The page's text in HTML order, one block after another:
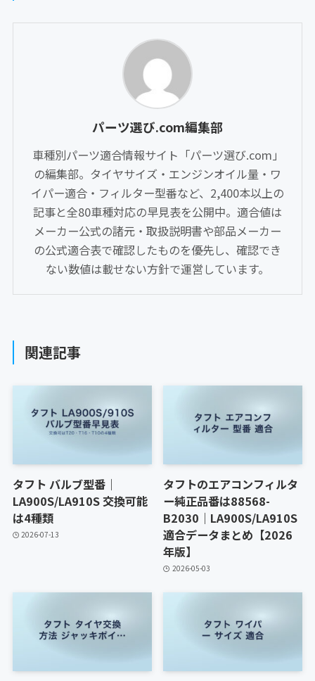
パーツ選び.com編集部
車種別パーツ適合情報サイト「パーツ選び.com」
の編集部。タイヤサイズ・エンジンオイル量・ワ
イパー適合・フィルター型番など、2,400本以上の
記事と全80車種対応の早見表を公開中。適合値は
メーカー公式の諸元・取扱説明書や部品メーカー
の公式適合表で確認したものを優先し、確認でき
ない数値は載せない方針で運営しています。
関連記事
タフト バルブ型番｜
LA900S/LA910S 交換可能
は4種類
2026-07-13
タフトのエアコンフィルタ
ー純正品番は88568-
B2030｜LA900S/LA910S
適合データまとめ【2026
年版】
2026-05-03